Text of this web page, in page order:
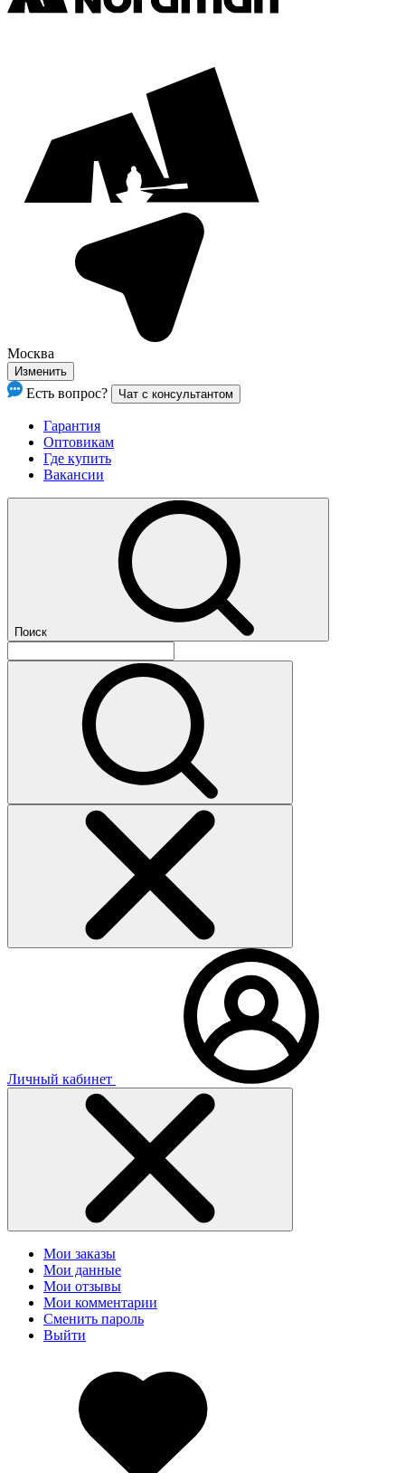
Москва
Изменить
Есть вопрос? Чат с консультантом
Гарантия
Оптовикам
Где купить
Вакансии
Поиск
Личный кабинет
Мои заказы
Мои данные
Мои отзывы
Мои комментарии
Сменить пароль
Выйти